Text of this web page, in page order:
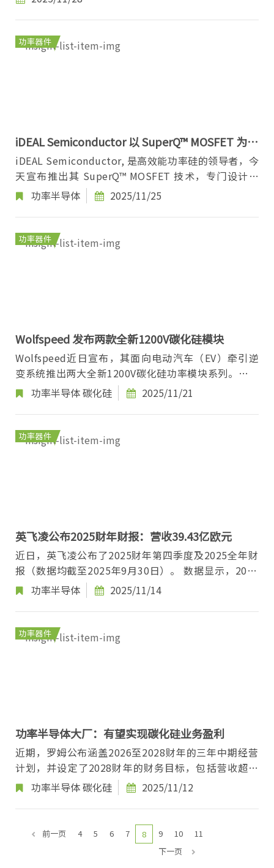
功率器件
iDEAL Semiconductor 以 SuperQ™ MOSFET 为高
压电池设定新安全标准
iDEAL Semiconductor, 是高效能功率硅的领导者，今
天宣布推出其 SuperQ™ MOSFET 技术，专门设计用
来解决高压（72V 及更高）电池管理系统（BMS）中...
功率半导体 2025/11/25
功率器件
Wolfspeed 发布两款全新1200V碳化硅模块
Wolfspeed近日宣布，其面向电动汽车（EV）牵引逆
变系统推出两大全新1200V碳化硅功率模块系列。这两
大系列均搭载Wolfspeed最新的第四代(Gen4) SiC
功率半导体碳化硅 2025/11/21
功率器件
英飞凌公布2025财年财报：营收39.43亿欧元
近日，英飞凌公布了2025财年第四季度及2025全年财
报（数据均截至2025年9月30日）。 数据显示，2025
财年第四季度英飞凌营收为39.43亿欧元，利润为7....
功率半导体 2025/11/14
功率器件
功率半导体大厂：有望实现碳化硅业务盈利
近期，罗姆公布涵盖2026至2028财年的三年中期经营
计划，并设定了2028财年的财务目标，包括营收超过
5000亿日元、营业利润率超过20%以及净资产收益率
功率半导体碳化硅 2025/11/12
前一页 4 5 6 7 8 9 10
11
下一页